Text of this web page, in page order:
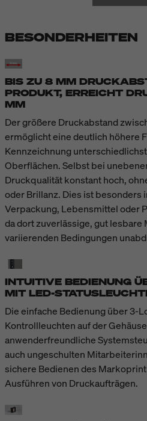
BESONDERHEITEN
BIS ZU 8 MM
PRODUKT, ERREICHT
MM
Der größere Druckabstand
ermöglicht eine deutlich höhere
Kennzeichnung
Oberflächen. Selbst bei
Druckqualität konstant hoch,
oder Brillanz. Dies ist besonders
Verpackung, Lebensmittel oder
da dort zuverlässige, gut
variierenden Bedingungen
INTUITIVE BEDIENUNG
MIT LED-
Die einfache Bedienung über 3-
Kontrollleuchten auf der
anwenderfreundliche
auch ungeschulten
sichere Bedienen des Markoprint
Ausführen von Druckaufträgen.